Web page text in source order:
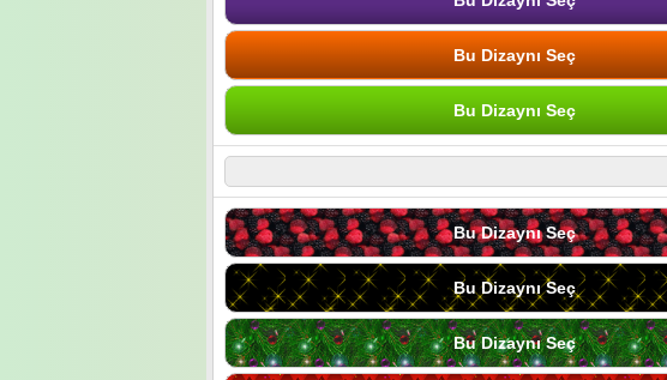
Bu Dizaynı Seç
Bu Dizaynı Seç
Bu Dizaynı Seç
Bu Dizaynı Seç
Bu Dizaynı Seç